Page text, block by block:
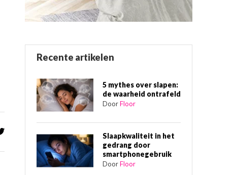
Recente artikelen
5 mythes over slapen:
de waarheid ontrafeld
DoorFloor
Slaapkwaliteit in het
gedrang door
smartphonegebruik
DoorFloor